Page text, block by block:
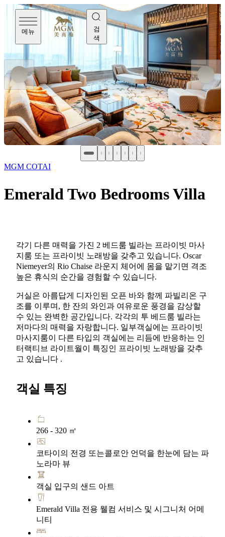
메뉴
검
색
MGM COTAI
Emerald Two Bedrooms Villa
각기 다른 매력을 가진 2 베드룸 빌라는 프라이빗 마사
지룸 또는 프라이빗 노래방을 갖추고 있습니다. Oscar
Niemeyer의 Rio Chaise 라운지 체어에 몸을 맡기면 격조
높은 휴식의 순간을 경험할 수 있습니다.
거실은 아름답게 디자인된 오픈 바와 함께 파빌리온 구
조를 이루며, 한 잔의 와인과 여유로운 풍경을 감상할
수 있는 완벽한 공간입니다. 각각의 투 베드룸 빌라는
저마다의 매력을 자랑합니다. 일부객실에는 프라이빗
마사지룸이 다른 타입의 객실에는 리듬에 반응하는 인
터랙티브 라이트월이 특징인 프라이빗 노래방을 갖추
고 있습니다 .
객실 특징
266 - 320 ㎡
코타이의 전경 또는콜로안 언덕을 한눈에 담는 파
노라마 뷰
객실 입구의 샌드 아트
Emerald Villa 전용 웰컴 서비스 및 시그니처 어메
니티